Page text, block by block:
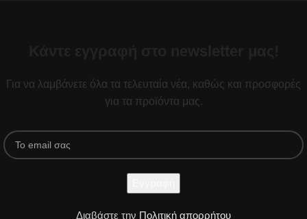
Για να λαμβάνετε όλα τα τελευταία νέα, καθώς και προσφορές
για τα προϊόντα μας.
Διαβάστε την Πολιτική απορρήτου